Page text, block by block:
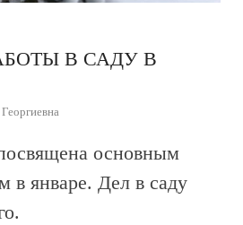
В САДУ В
основным
в январе. Дел в саду